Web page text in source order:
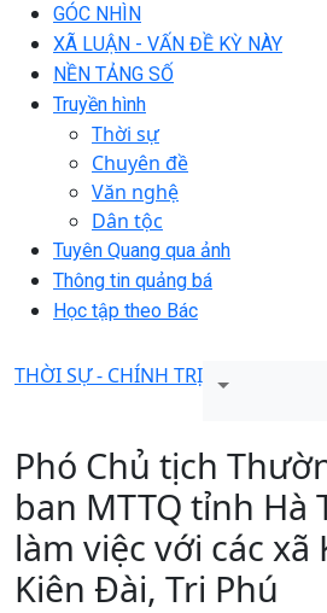
GÓC NHÌN
XÃ LUẬN - VẤN ĐỀ KỲ NÀY
NỀN TẢNG SỐ
Truyền hình
Thời sự
Chuyên đề
Văn nghệ
Dân tộc
Tuyên Quang qua ảnh
Thông tin quảng bá
Học tập theo Bác
THỜI SỰ - CHÍNH TRỊ
Phó Chủ tịch
ban MTTQ tỉnh Hà
làm việc với các xã
Kiên Đài, Tri Phú